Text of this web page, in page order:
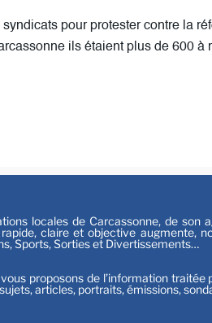
pour protester contre la
ils étaient plus de 600 à
locales de Carcassonne, de son
claire et objective augmente,
Sports, Sorties et Divertissements…
proposons de l’information
articles, portraits, émissions,